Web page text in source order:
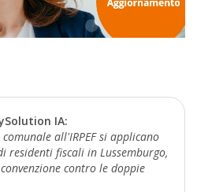
IA:
all'IRPEF si applicano
residenti fiscali in Lussemburgo,
contro le doppie